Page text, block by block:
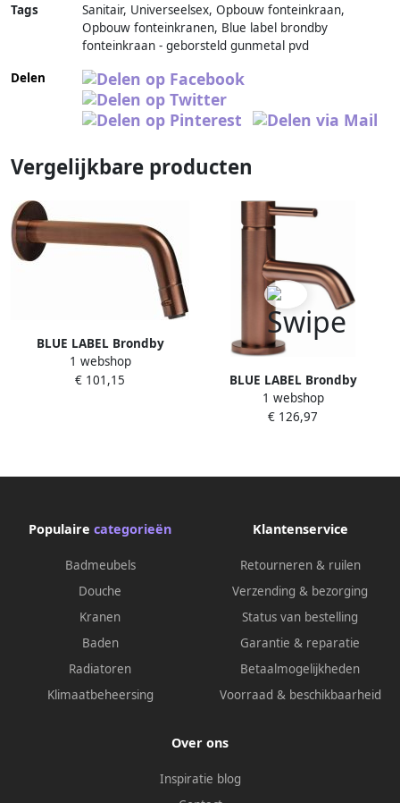
Tags
Sanitair, Universeelsex, Opbouw fonteinkraan,
Opbouw fonteinkranen, Blue label brondby
fonteinkraan - geborsteld gunmetal pvd
Delen
Vergelijkbare producten
BLUE LABEL Brondby
fonteinkraan 1 2"
wandmodel tot max. 8 cm
1 webshop
€ 101,15
BLUE LABEL Brondby
fonteinkraan geborsteld
brons FK-0320-BR
1 webshop
€ 126,97
Populaire categorieën
Badmeubels
Douche
Kranen
Baden
Radiatoren
Klimaatbeheersing
Klantenservice
Retourneren & ruilen
Verzending & bezorging
Status van bestelling
Garantie & reparatie
Betaalmogelijkheden
Voorraad & beschikbaarheid
Over ons
Inspiratie blog